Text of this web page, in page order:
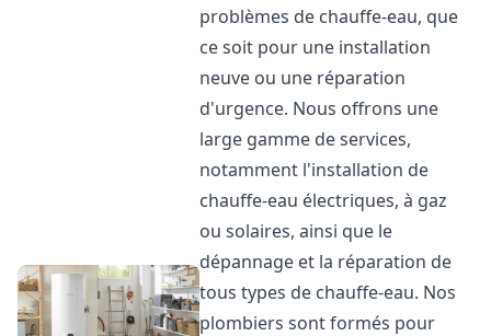
problèmes de chauffe-eau, que
ce soit pour une installation
neuve ou une réparation
d'urgence. Nous offrons une
large gamme de services,
notamment l'installation de
chauffe-eau électriques, à gaz
ou solaires, ainsi que le
dépannage et la réparation de
tous types de chauffe-eau. Nos
plombiers sont formés pour